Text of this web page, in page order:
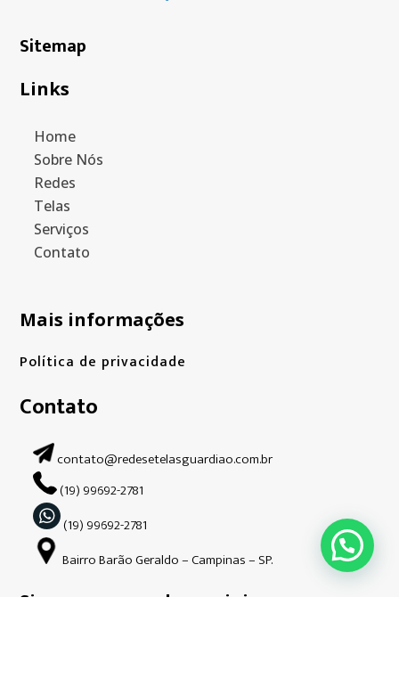
Sitemap
Links
Home
Sobre Nós
Redes
Telas
Serviços
Contato
Mais informações
Política de privacidade
Contato
contato@redesetelasguardiao.com.br
(19) 99692-2781
(19) 99692-2781
Bairro Barão Geraldo – Campinas – SP.
Siga-nos nas redes sociais